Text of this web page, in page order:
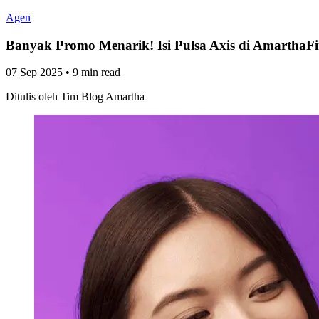
Agen
Banyak Promo Menarik! Isi Pulsa Axis di
07 Sep 2025 • 9 min read
Ditulis oleh Tim Blog Amartha